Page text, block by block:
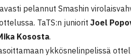
pelannut Smashin
TaTS:n juniorit Joel
Kososta.
ykkösnelinpelissä